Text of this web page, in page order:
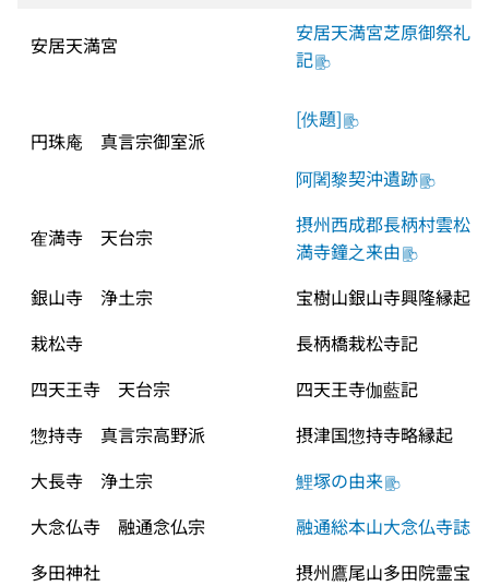
安居天満宮
安居天満宮芝原御祭礼
記
円珠庵　真言宗御室派
[佚題]
阿闍黎契沖遺跡
隺満寺　天台宗
摂州西成郡長柄村雲松
満寺鐘之来由
銀山寺　浄土宗
宝樹山銀山寺興隆縁起
栽松寺
長柄橋栽松寺記
四天王寺　天台宗
四天王寺伽藍記
惣持寺　真言宗高野派
摂津国惣持寺略縁起
大長寺　浄土宗
鯉塚の由来
大念仏寺　融通念仏宗
融通総本山大念仏寺誌
多田神社
摂州鷹尾山多田院霊宝